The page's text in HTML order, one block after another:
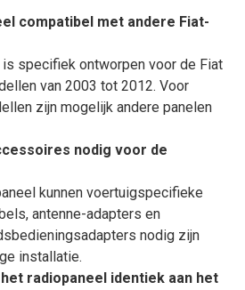
compatibel met andere Fiat-
specifiek ontworpen voor de Fiat
van 2003 tot 2012. Voor
zijn mogelijk andere panelen
nodig voor de
kunnen voertuigspecifieke
antenne-adapters en
nodig zijn
installatie.
radiopaneel identiek aan het